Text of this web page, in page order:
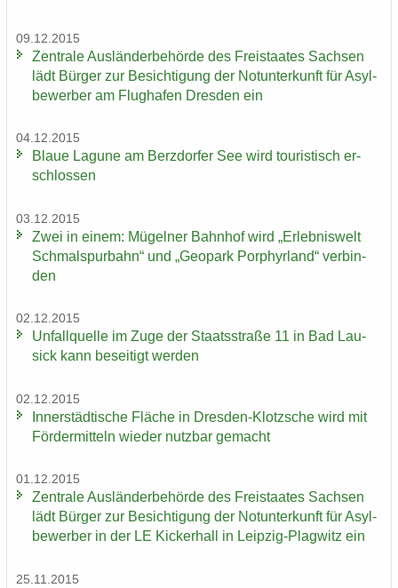
09.12.2015
Zen­tra­le Aus­län­der­be­hör­de des Frei­staa­tes Sach­sen
lädt Bür­ger zur Be­sich­ti­gung der Not­un­ter­kunft für Asyl­
be­wer­ber am Flug­ha­fen Dres­den ein
04.12.2015
Blaue La­gu­ne am Berz­dor­fer See wird tou­ris­tisch er­
schlos­sen
03.12.2015
Zwei in einem: Mü­gel­ner Bahn­hof wird „Er­leb­nis­welt
Schmal­spur­bahn“ und „Geo­park Por­phyr­land“ ver­bin­
den
02.12.2015
Un­fall­quel­le im Zuge der Staats­stra­ße 11 in Bad Lau­
sick kann be­sei­tigt wer­den
02.12.2015
In­ner­städ­ti­sche Flä­che in Dresden-​Klotzsche wird mit
För­der­mit­teln wie­der nutz­bar ge­macht
01.12.2015
Zen­tra­le Aus­län­der­be­hör­de des Frei­staa­tes Sach­sen
lädt Bür­ger zur Be­sich­ti­gung der Not­un­ter­kunft für Asyl­
be­wer­ber in der LE Ki­cker­hall in Leipzig-​Plagwitz ein
25.11.2015